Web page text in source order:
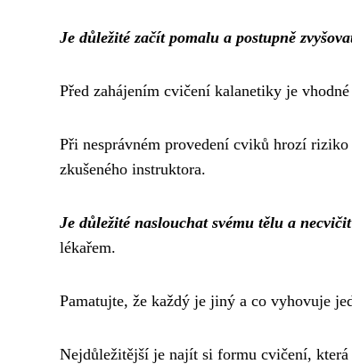
Je důležité začít pomalu a postupně
Před zahájením cvičení kalanetiky je
Při nesprávném provedení cviků hrozí
zkušeného instruktora.
Je důležité naslouchat svému tělu a
lékařem.
Pamatujte, že každý je jiný a co vyhovuje
Nejdůležitější je najít si formu cvičení,